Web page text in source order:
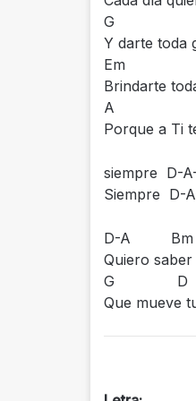
G
Y darte toda
Em
Brindarte
A
Porque a Ti
siempre D-
Siempre D-
D-A Bm
Quiero
G
Que mueve